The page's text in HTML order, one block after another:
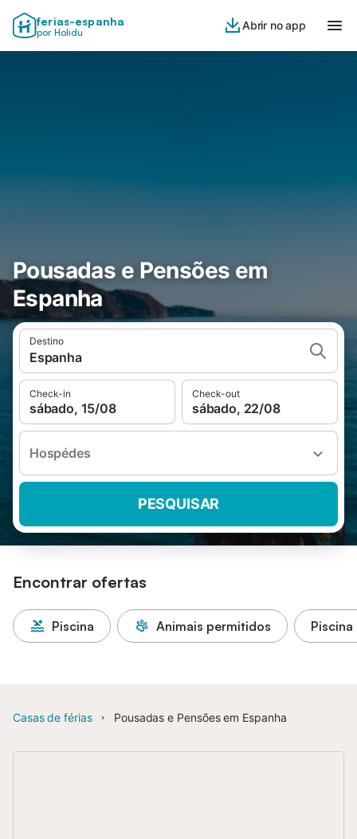
ferias-espanha
por Holidu
Abrir no app
Pousadas e Pensões em
Espanha
Destino
Espanha
Check-in
sábado, 15/08
Check-out
sábado, 22/08
Hospédes
PESQUISAR
Encontrar ofertas
Piscina Animais permitidos
Casas de férias Pousadas e Pensões em Espanha